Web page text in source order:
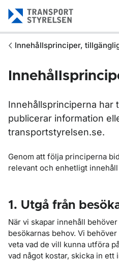
Gå till sidans innehåll
Innehållsprinciper,
Innehållsprinciperna har
publicerar information
transportstyrelsen.se.
Genom att följa principerna
relevant och enhetligt
1. Utgå från
När vi skapar innehåll
besökarnas behov. Vi
veta vad de vill kunna utföra
vad något kostar, skicka in ett